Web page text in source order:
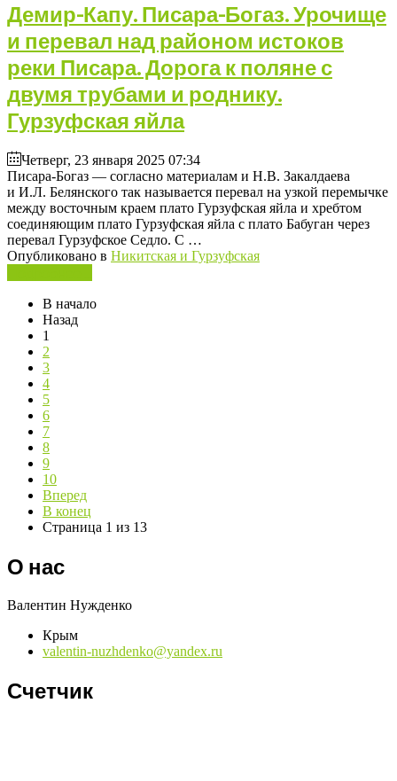
Демир-Капу. Писара-Богаз. Урочище
и перевал над районом истоков
реки Писара. Дорога к поляне с
двумя трубами и роднику.
Гурзуфская яйла
Четверг, 23 января 2025 07:34
Писара-Богаз — согласно материалам и Н.В. Закалдаева
и И.Л. Белянского так называется перевал на узкой перемычке
между восточным краем плато Гурзуфская яйла и хребтом
соединяющим плато Гурзуфская яйла с плато Бабуган через
перевал Гурзуфское Седло. С …
Опубликовано в Никитская и Гурзуфская
В начало
Назад
1
2
3
4
5
6
7
8
9
10
Вперед
В конец
Страница 1 из 13
О нас
Валентин Нужденко
Крым
valentin-nuzhdenko@yandex.ru
Счетчик